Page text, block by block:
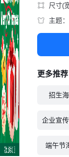
尺寸(
主题
更多推荐
招生
企业宣
端午节